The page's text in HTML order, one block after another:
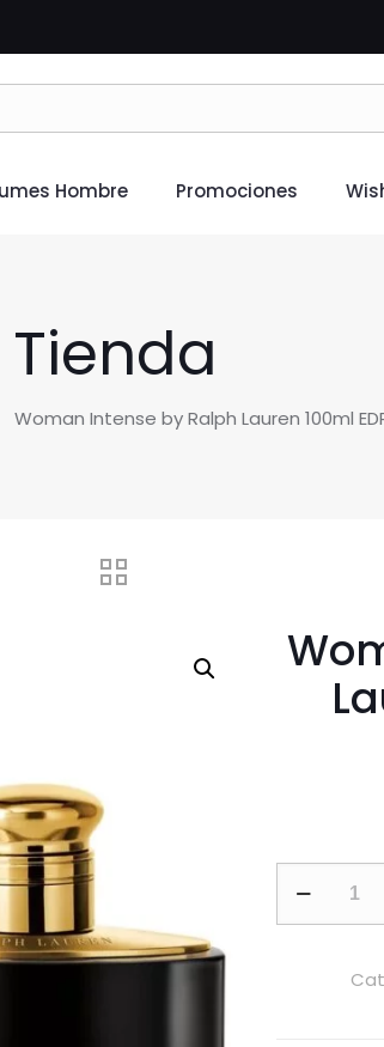
Hombre Promociones
Tienda
Woman Intense by Ralph Lauren 100ml